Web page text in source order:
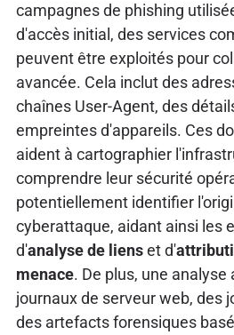
campagnes de phishing
d'accès initial, des services
peuvent être exploités pour
avancée. Cela inclut des
chaînes User-Agent, des
empreintes d'appareils. Ces
aident à cartographier
comprendre leur sécurité
potentiellement identifier
cyberattaque, aidant ainsi les
d'analyse de lienset d'
menace. De plus, une
journaux de serveur web, des
des artefacts forensiques